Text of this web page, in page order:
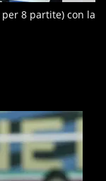
8 partite) con la